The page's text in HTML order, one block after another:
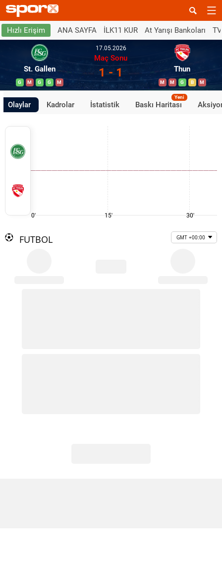
Hızlı Erişim ANA SAYFA İLK11 KUR At Yarışı Bankoları
St. Gallen
G M G G M
17.05.2026
Maç Sonu
1 - 1 Thun
M M G B M
Olaylar Kadrolar İstatistik Baskı Haritası
Yeni
0' 15' 30'
FUTBOL GMT +00:00